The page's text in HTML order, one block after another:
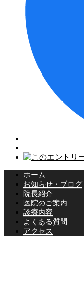
ホーム
お知らせ・ブログ
院長紹介
医院のご案内
診療内容
よくある質問
アクセス